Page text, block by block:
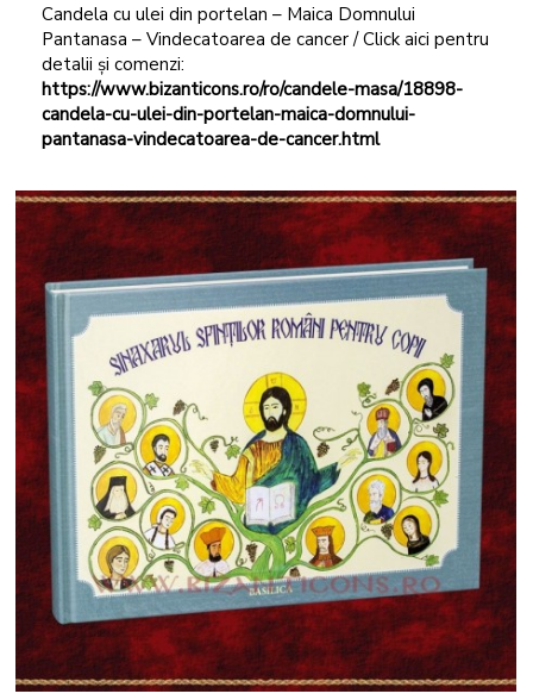
Candela cu ulei din portelan – Maica Domnului
Pantanasa – Vindecatoarea de cancer / Click aici pentru
detalii și comenzi:
https://www.bizanticons.ro/ro/candele-masa/18898-
candela-cu-ulei-din-portelan-maica-domnului-
pantanasa-vindecatoarea-de-cancer.html